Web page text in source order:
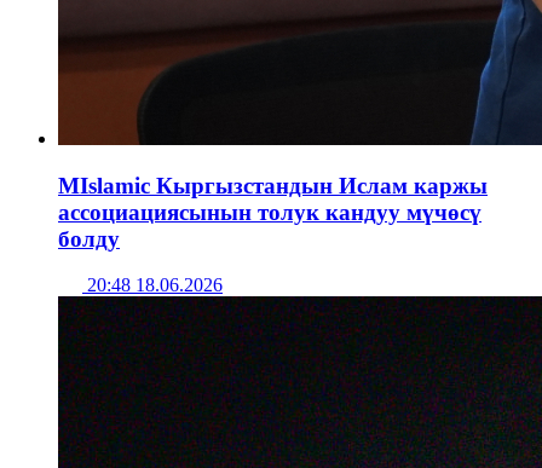
MIslamic Кыргызстандын Ислам каржы
ассоциациясынын толук кандуу мүчөсү
болду
20:48 18.06.2026